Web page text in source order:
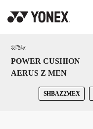
羽毛球
POWER CUSHION
AERUS Z MEN
SHBAZ2MEX